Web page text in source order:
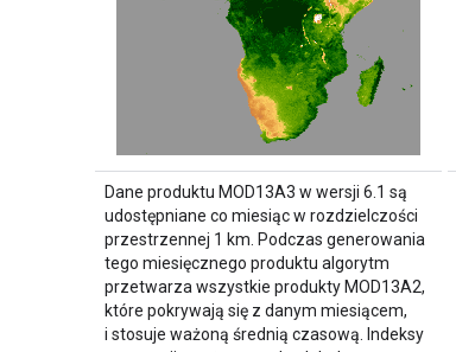
Dane produktu MOD13A3 w wersji 6.1 są
udostępniane co miesiąc w rozdzielczości
przestrzennej 1 km. Podczas generowania
tego miesięcznego produktu algorytm
przetwarza wszystkie produkty MOD13A2,
które pokrywają się z danym miesiącem,
i stosuje ważoną średnią czasową. Indeksy